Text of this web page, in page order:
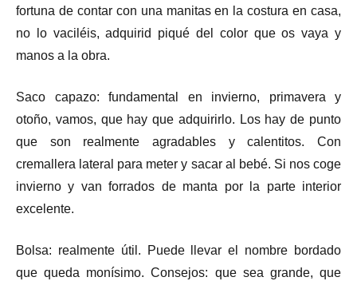
fortuna de contar con una manitas en la costura en casa,
no lo vaciléis, adquirid piqué del color que os vaya y
manos a la obra.
Saco capazo: fundamental en invierno, primavera y
otoño, vamos, que hay que adquirirlo. Los hay de punto
que son realmente agradables y calentitos. Con
cremallera lateral para meter y sacar al bebé. Si nos coge
invierno y van forrados de manta por la parte interior
excelente.
Bolsa: realmente útil. Puede llevar el nombre bordado
que queda monísimo. Consejos: que sea grande, que